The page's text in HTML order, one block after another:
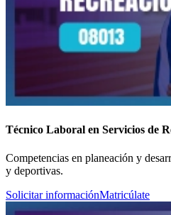
Técnico Laboral en Servicios de
Competencias en planeación y
y deportivas.
Solicitar informaciónMatricúlate